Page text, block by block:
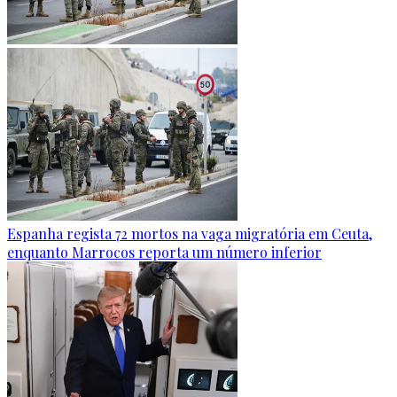
Espanha regista 72 mortos na vaga migratória em Ceuta,
enquanto Marrocos reporta um número inferior